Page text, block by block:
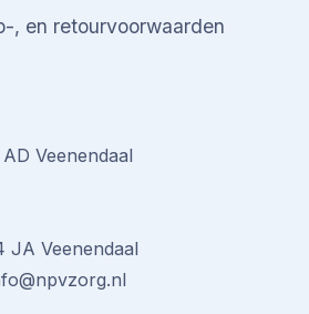
, en retourvoorwaarden
Veenendaal
JA Veenendaal